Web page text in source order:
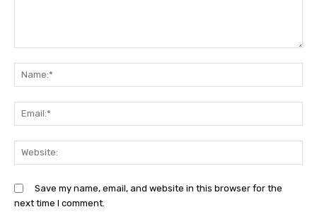
Save my name, email, and website in this browser for the
next time I comment.